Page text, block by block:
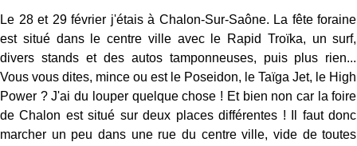
Le 28 et 29 février j'étais à Chalon-Sur-Saône. La fête foraine
est situé dans le centre ville avec le Rapid Troïka, un surf,
divers stands et des autos tamponneuses, puis plus rien...
Vous vous dites, mince ou est le Poseidon, le Taïga Jet, le High
Power ? J'ai du louper quelque chose ! Et bien non car la foire
de Chalon est situé sur deux places différentes ! Il faut donc
marcher un peu dans une rue du centre ville, vide de toutes